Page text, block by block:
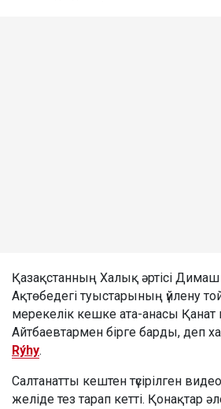
Қазақстанның Халық әртісі
Ақтөбедегі туыстарының үйлену
мерекелік кешке ата-анасы Қанат
Айтбаевтармен бірге барды, деп
Rýhy.
Салтанатты кештен түсірілген
желіде тез тарап кетті. Қонақтар